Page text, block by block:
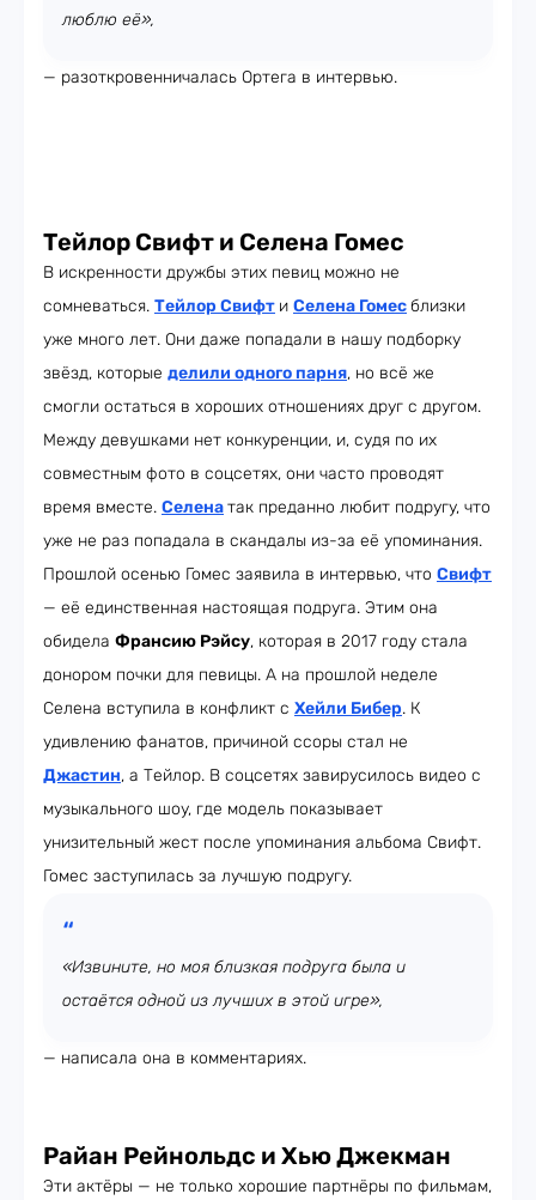
люблю её»,
— разоткровенничалась Ортега в интервью.
Тейлор Свифт и Селена Гомес
В искренности дружбы этих певиц можно не
сомневаться. Тейлор Свифт и Селена Гомес близки
уже много лет. Они даже попадали в нашу подборку
звёзд, которые делили одного парня, но всё же
смогли остаться в хороших отношениях друг с другом.
Между девушками нет конкуренции, и, судя по их
совместным фото в соцсетях, они часто проводят
время вместе. Селенатак преданно любит подругу, что
уже не раз попадала в скандалы из-за её упоминания.
Прошлой осенью Гомес заявила в интервью, что Свифт
— её единственная настоящая подруга. Этим она
обидела Франсию Рэйсу, которая в 2017 году стала
донором почки для певицы. А на прошлой неделе
Селена вступила в конфликт с Хейли Бибер. К
удивлению фанатов, причиной ссоры стал не
Джастин, а Тейлор. В соцсетях завирусилось видео с
музыкального шоу, где модель показывает
унизительный жест после упоминания альбома Свифт.
Гомес заступилась за лучшую подругу.
«Извините, но моя близкая подруга была и
остаётся одной из лучших в этой игре»,
— написала она в комментариях.
Райан Рейнольдс и Хью Джекман
Эти актёры — не только хорошие партнёры по фильмам,